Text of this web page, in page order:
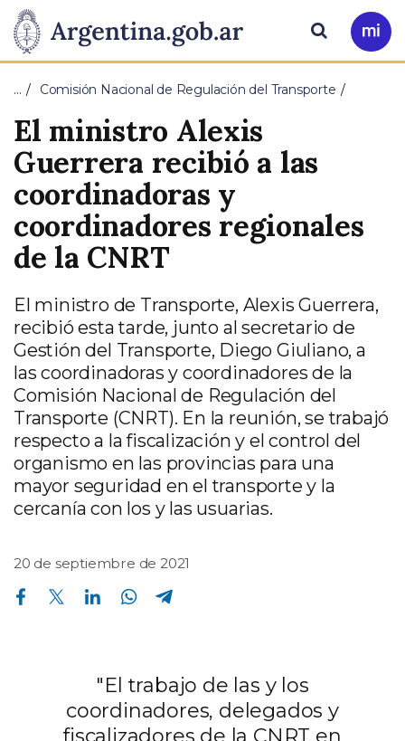
Presidencia
de
la
Nación
Pasar al contenido principal
Ir
a
Buscar
… Comisión Nacional de Regulación del Transporte
El ministro Alexis
Guerrera recibió a las
coordinadoras y
coordinadores regionales
de la CNRT
El ministro de Transporte, Alexis Guerrera,
recibió esta tarde, junto al secretario de
Gestión del Transporte, Diego Giuliano, a
las coordinadoras y coordinadores de la
Comisión Nacional de Regulación del
Transporte (CNRT). En la reunión, se trabajó
respecto a la fiscalización y el control del
organismo en las provincias para una
mayor seguridad en el transporte y la
cercanía con los y las usuarias.
20 de septiembre de 2021
Compartir en Facebook Compartir en Twitter Compartir en Linkedin Compartir en Whatsapp
"El trabajo de las y los
coordinadores, delegados y
fiscalizadores de la CNRT en